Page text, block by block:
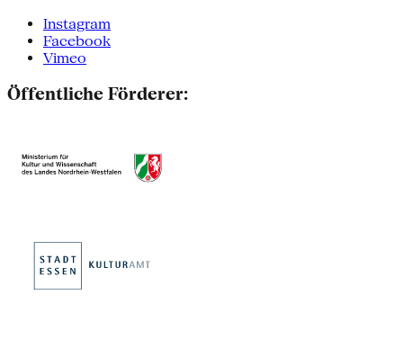
Instagram
Facebook
Vimeo
Öffentliche Förderer: